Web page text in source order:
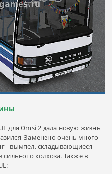
для Omsi 2 дала новую жизнь
Заменено очень много
- вымпел, складывающиеся
колхоза. Также в